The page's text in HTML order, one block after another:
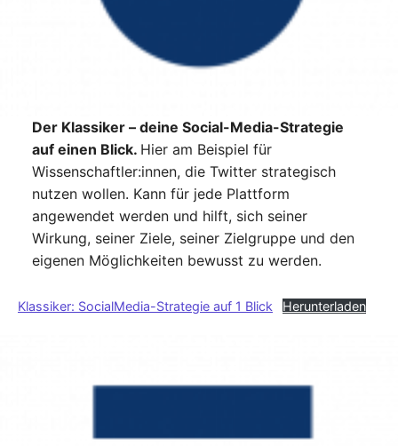
Der Klassiker – deine Social-Media-Strategie
auf einen Blick. Hier am Beispiel für
Wissenschaftler:innen, die Twitter strategisch
nutzen wollen. Kann für jede Plattform
angewendet werden und hilft, sich seiner
Wirkung, seiner Ziele, seiner Zielgruppe und den
eigenen Möglichkeiten bewusst zu werden.
Klassiker: SocialMedia-Strategie auf 1 Blick Herunterladen